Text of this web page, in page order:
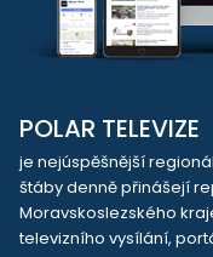
POLAR TELEVIZE
je nejúspěšnější
štáby denně přinášejí
Moravskoslezského
televizního vysílání,